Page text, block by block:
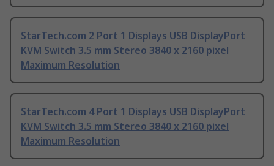
StarTech.com 2 Port 1 Displays USB DisplayPort
KVM Switch 3.5 mm Stereo 3840 x 2160 pixel
Maximum Resolution
StarTech.com 4 Port 1 Displays USB DisplayPort
KVM Switch 3.5 mm Stereo 3840 x 2160 pixel
Maximum Resolution